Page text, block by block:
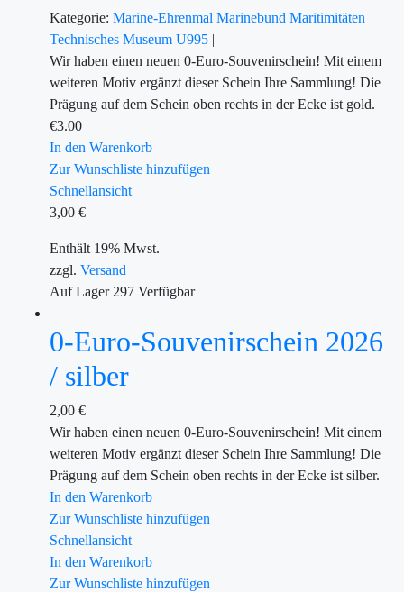
Kategorie: Marine-Ehrenmal Marinebund Maritimitäten
Technisches Museum U995 |
Wir haben einen neuen 0-Euro-Souvenirschein! Mit einem
weiteren Motiv ergänzt dieser Schein Ihre Sammlung! Die
Prägung auf dem Schein oben rechts in der Ecke ist gold.
€3.00
In den Warenkorb
Zur Wunschliste hinzufügen
Schnellansicht
3,00 €
Enthält 19% Mwst.
zzgl. Versand
Auf Lager297 Verfügbar
0-Euro-Souvenirschein 2026
/ silber
2,00 €
Wir haben einen neuen 0-Euro-Souvenirschein! Mit einem
weiteren Motiv ergänzt dieser Schein Ihre Sammlung! Die
Prägung auf dem Schein oben rechts in der Ecke ist silber.
In den Warenkorb
Zur Wunschliste hinzufügen
Schnellansicht
In den Warenkorb
Zur Wunschliste hinzufügen